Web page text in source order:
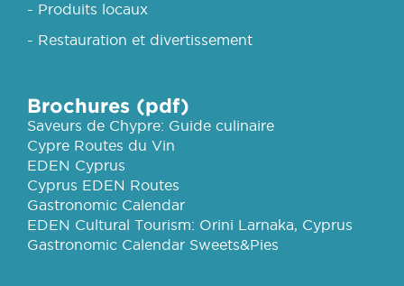
- Produits locaux
- Restauration et divertissement
Brochures (pdf)
Saveurs de Chypre: Guide culinaire
Cypre Routes du Vin
EDEN Cyprus
Cyprus EDEN Routes
Gastronomic Calendar
EDEN Cultural Tourism: Orini Larnaka, Cyprus
Gastronomic Calendar Sweets&Pies